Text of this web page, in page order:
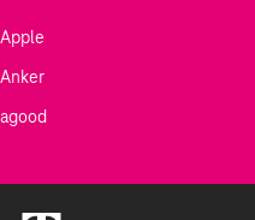
Apple
Anker
agood